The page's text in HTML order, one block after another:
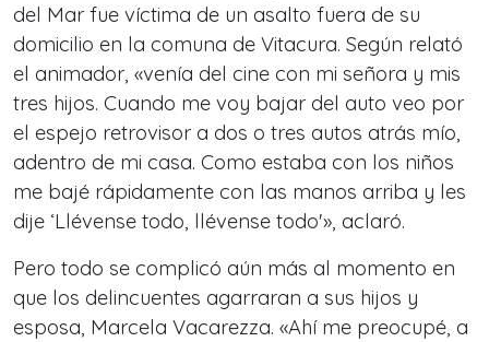
del Mar fue víctima de un asalto fuera de su
domicilio en la comuna de Vitacura. Según relató
el animador, «venía del cine con mi señora y mis
tres hijos. Cuando me voy bajar del auto veo por
el espejo retrovisor a dos o tres autos atrás mío,
adentro de mi casa. Como estaba con los niños
me bajé rápidamente con las manos arriba y les
dije ‘Llévense todo, llévense todo'», aclaró.
Pero todo se complicó aún más al momento en
que los delincuentes agarraran a sus hijos y
esposa, Marcela Vacarezza. «Ahí me preocupé, a